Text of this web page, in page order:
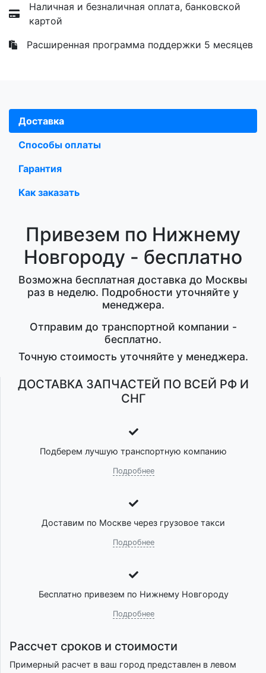
Наличная и безналичная оплата, банковской
картой
Расширенная программа поддержки 5 месяцев
Доставка
Способы оплаты
Гарантия
Как заказать
Привезем по Нижнему
Новгороду - бесплатно
Возможна бесплатная доставка до Москвы
раз в неделю. Подробности уточняйте у
менеджера.
Отправим до транспортной компании -
бесплатно.
Точную стоимость уточняйте у менеджера.
ДОСТАВКА ЗАПЧАСТЕЙ ПО ВСЕЙ РФ И
СНГ
Подберем лучшую транспортную компанию
Подробнее
Доставим по Москве через грузовое такси
Подробнее
Бесплатно привезем по Нижнему Новгороду
Подробнее
Рассчет сроков и стоимости
Примерный расчет в ваш город представлен в левом